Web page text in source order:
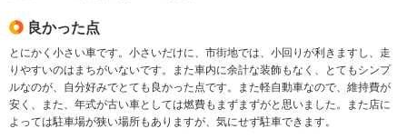
良かった点
とにかく小さい車です。小さいだけに、市街地では、小回りが利きますし、走
りやすいのはまちがいないです。また車内に余計な装飾もなく、とてもシンプ
ルなのが、自分好みでとても良かった点です。また軽自動車なので、維持費が
安く、また、年式が古い車としては燃費もまずまずがと思いました。また店に
よっては駐車場が狭い場所もありますが、気にせず駐車できます。